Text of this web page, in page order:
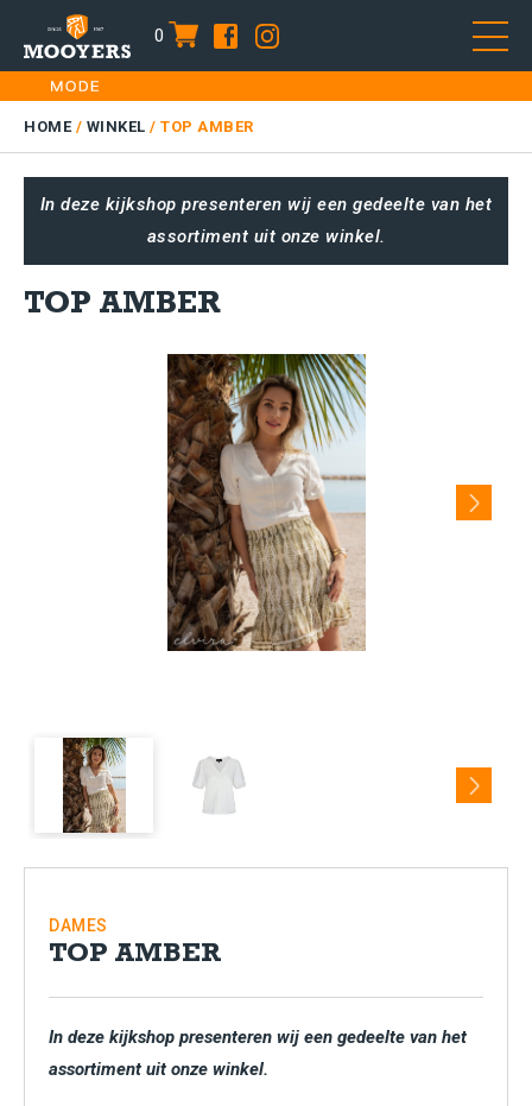
0 item
Skip
to
content
HOME
DAMES
KIDS
PLUS SIZE
HOME/ WINKEL / TOP AMBER
In deze kijkshop presenteren wij een gedeelte van het
assortiment uit onze winkel.
TOP AMBER
Next
Next
DAMES
TOP AMBER
In deze kijkshop presenteren wij een gedeelte van het
assortiment uit onze winkel.